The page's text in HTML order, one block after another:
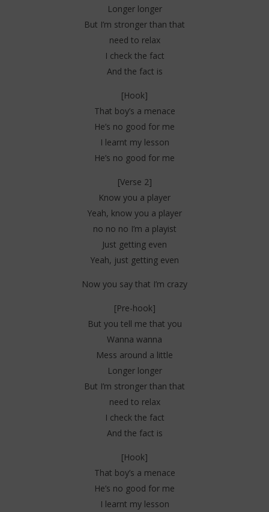
Longer longer
But I’m stronger than that
need to relax
I check the fact
And the fact is
[Hook]
That boy’s a menace
He’s no good for me
I learnt my lesson
He’s no good for me
[Verse 2]
Know you a player
Yeah, know you a player
no no no I’m a playist
Just getting even
Yeah, just getting even
Now you say that I’m crazy
[Pre-hook]
But you tell me that you
Wanna wanna
Mess around a little
Longer longer
But I’m stronger than that
need to relax
I check the fact
And the fact is
[Hook]
That boy’s a menace
He’s no good for me
I learnt my lesson